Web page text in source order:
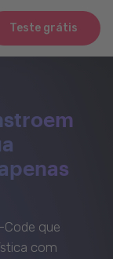
Teste grátis
que
com